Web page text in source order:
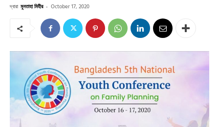
দ্বারা মুনতাহা মিহীর - October 17, 2020